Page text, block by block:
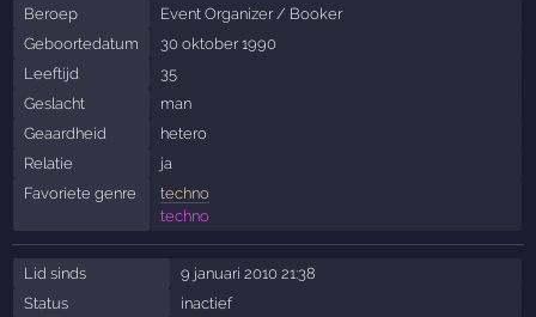
Beroep
Event Organizer / Booker
Geboortedatum
30 oktober 1990
Leeftijd
35
Geslacht
man
Geaardheid
hetero
Relatie
ja
Favoriete genre
techno
techno
Lid sinds
9 januari 2010 21:38
Status
inactief